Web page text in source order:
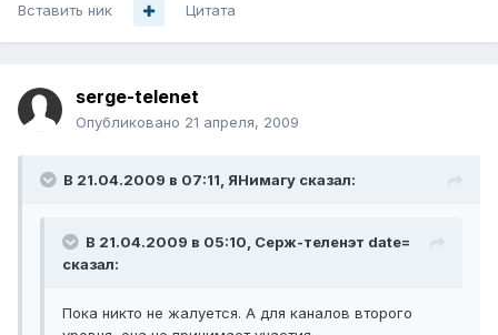
Вставить ник Цитата
serge-telenet
Опубликовано 21 апреля, 2009
В 21.04.2009 в 07:11, ЯНимагу сказал:
В 21.04.2009 в 05:10, Серж-теленэт date=
сказал:
Пока никто не жалуется. А для каналов второго